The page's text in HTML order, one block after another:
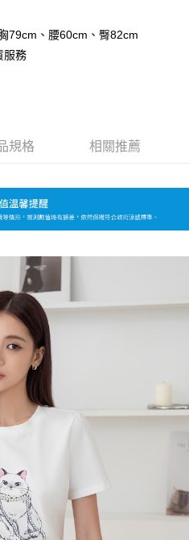
運費
免運費
)免運費
79cm、腰60cm、臀82cm
服務
規格 相關推薦